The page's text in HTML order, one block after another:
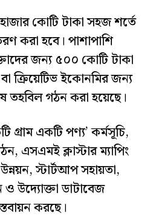
কোটি টাকা সহজ শর্তে
করা হবে। পাশাপাশি
জন্য ৫০০ কোটি টাকা
ক্রিয়েটিভ ইকোনমির জন্য
তহবিল গঠন করা হয়েছে।
গ্রাম একটি পণ্য’ কর্মসূচি,
এসএমই ক্লাস্টার ম্যাপিং
স্টার্টআপ সহায়তা,
ও উদ্যোক্তা ডাটাবেজ
করছে।